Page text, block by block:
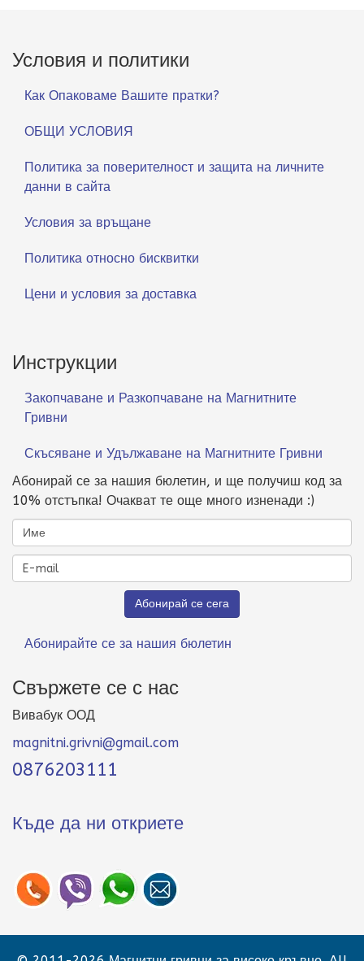
Условия и политики
Как Опаковаме Вашите пратки?
ОБЩИ УСЛОВИЯ
Политика за поверителност и защита на личните
данни в сайта
Условия за връщане
Политика относно бисквитки
Цени и условия за доставка
Инструкции
Закопчаване и Разкопчаване на Магнитните
Гривни
Скъсяване и Удължаване на Магнитните Гривни
Абонирай се за нашия бюлетин, и ще получиш код за
10% отстъпка! Очакват те още много изненади :)
Абонирайте се за нашия бюлетин
Свържете се с нас
Вивабук ООД
magnitni.grivni@gmail.com
0876203111
Къде да ни откриете